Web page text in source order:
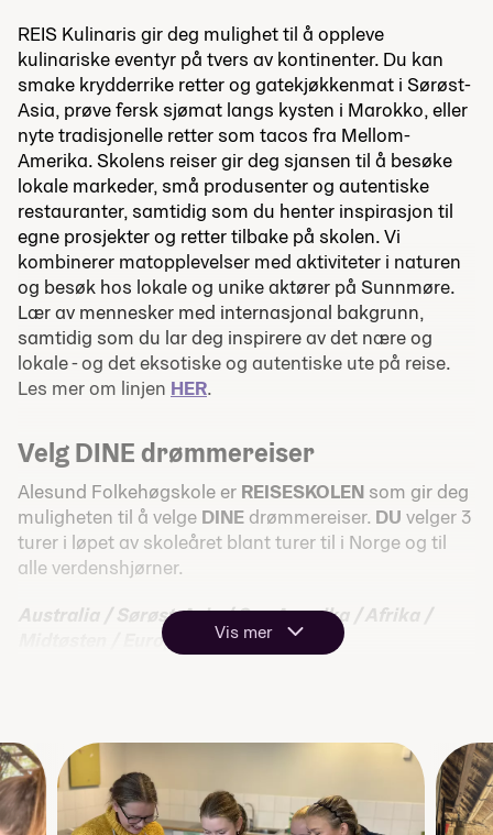
REIS Kulinaris gir deg mulighet til å oppleve
kulinariske eventyr på tvers av kontinenter. Du kan
smake krydderrike retter og gatekjøkkenmat i Sørøst-
Asia, prøve fersk sjømat langs kysten i Marokko, eller
nyte tradisjonelle retter som tacos fra Mellom-
Amerika. Skolens reiser gir deg sjansen til å besøke
lokale markeder, små produsenter og autentiske
restauranter, samtidig som du henter inspirasjon til
egne prosjekter og retter tilbake på skolen. Vi
kombinerer matopplevelser med aktiviteter i naturen
og besøk hos lokale og unike aktører på Sunnmøre.
Lær av mennesker med internasjonal bakgrunn,
samtidig som du lar deg inspirere av det nære og
lokale - og det eksotiske og autentiske ute på reise.
Les mer om linjen HER.
Velg DINE drømmereiser
Alesund Folkehøgskole er REISESKOLEN som gir deg
muligheten til å velge DINE drømmereiser. DU velger 3
turer i løpet av skoleåret blant turer til i Norge og til
alle verdenshjørner.
Australia / Sørøst-Asia / Sør-Amerika / Afrika /
Midtøsten / Europa / Himalaya
Linjas innhold
Matlaging fra alle verdens hjørner: Vi prøver oss
blant annet på sushi, asiatisk street food,
Vis mer